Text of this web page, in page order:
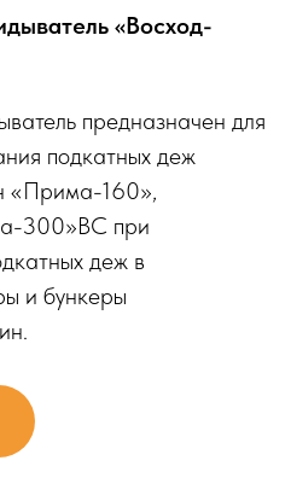
«Восход-
предназначен для
подкатных деж
«Прима-160»,
300»ВС при
деж в
и бункеры